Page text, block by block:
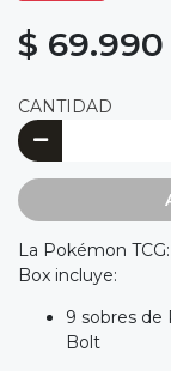
$ 69.990
CANTIDAD
La Pokémon
Box incluye:
9 sobres de
Bolt